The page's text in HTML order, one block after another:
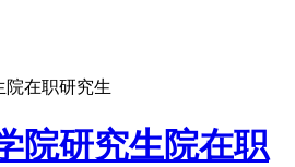
院研究生院在职